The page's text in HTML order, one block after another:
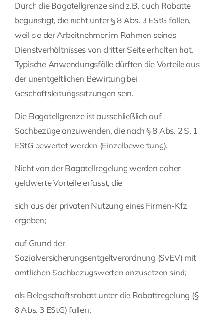
Durch die Bagatellgrenze sind z.B. auch Rabatte
begünstigt, die nicht unter § 8 Abs. 3 EStG fallen,
weil sie der Arbeitnehmer im Rahmen seines
Dienstverhältnisses von dritter Seite erhalten hat.
Typische Anwendungsfälle dürften die Vorteile aus
der unentgeltlichen Bewirtung bei
Geschäftsleitungssitzungen sein.
Die Bagatellgrenze ist ausschließlich auf
Sachbezüge anzuwenden, die nach § 8 Abs. 2 S. 1
EStG bewertet werden (Einzelbewertung).
Nicht von der Bagatellregelung werden daher
geldwerte Vorteile erfasst, die
sich aus der privaten Nutzung eines Firmen-Kfz
ergeben;
auf Grund der
Sozialversicherungsentgeltverordnung (SvEV) mit
amtlichen Sachbezugswerten anzusetzen sind;
als Belegschaftsrabattunter die Rabattregelung (§
8 Abs. 3 EStG) fallen;